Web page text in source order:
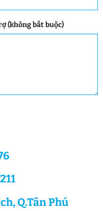
(không bắt buộc)
Q.Tân Phú